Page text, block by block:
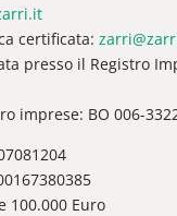
certificata:
presso il Registro
imprese: BO 006-
100.000 Euro